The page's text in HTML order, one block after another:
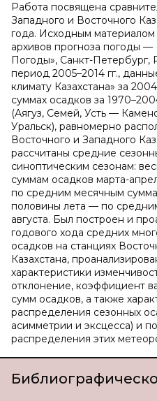
Работа посвящена
Западного и Восточного
года. Исходным
архивов прогноза погоды
Погоды», Санкт-Петербург,
период 2005–2014 гг.,
климату Казахстана» за
суммах осадков за
(Аягуз, Семей, Усть —
Уральск), равномерно
Восточного и Западного
рассчитаны средние
синоптическим сезонам:
суммам осадков марта-
по средним месячным
половины лета — по
августа. Был построен и
годового хода средних
осадков на станциях
Казахстана,
характеристики
отклонение, коэффициент
сумм осадков, а также
распределения сезонных
асимметрии и эксцесса) и
распределения этих